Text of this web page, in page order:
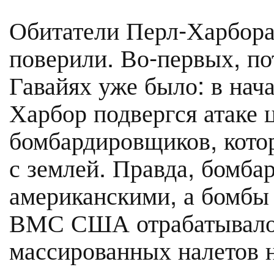
Обитатели Перл-
поверили. Во-первых,
Гавайях уже было: в
Харбор подвергся
бомбардировщиков,
с землей. Правда,
американскими, а
ВМС США отрабатывало
массированных налетов